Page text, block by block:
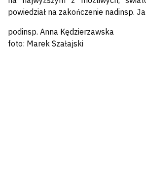
powiedział na zakończenie nadinsp.
podinsp. Anna Kędzierzawska
foto: Marek Szałajski